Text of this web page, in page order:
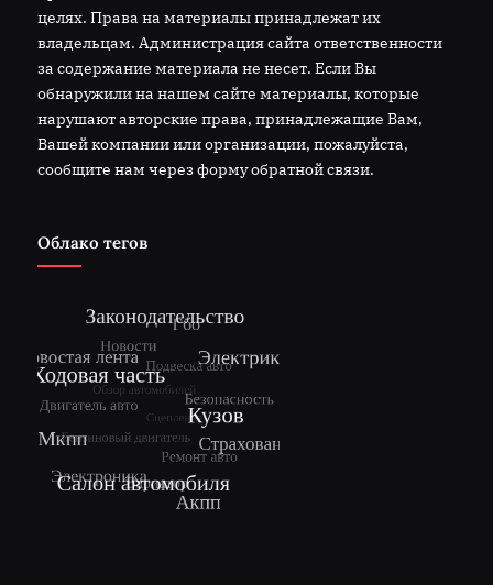
целях. Права на материалы принадлежат их
владельцам. Администрация сайта ответственности
за содержание материала не несет. Если Вы
обнаружили на нашем сайте материалы, которые
нарушают авторские права, принадлежащие Вам,
Вашей компании или организации, пожалуйста,
сообщите нам через форму обратной связи.
Облако тегов